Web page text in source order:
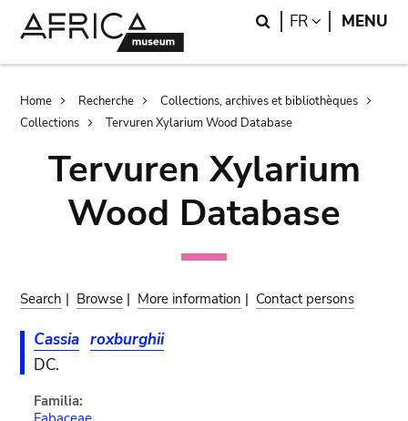
Search
FR LANGUAGE
MENU
Breadcrumb
Home Recherche
Collections, archives et bibliothèques
Collections
Tervuren Xylarium Wood Database
Tervuren Xylarium
Wood Database
Search | Browse | More information | Contact persons
Cassia roxburghii
DC.
Familia: